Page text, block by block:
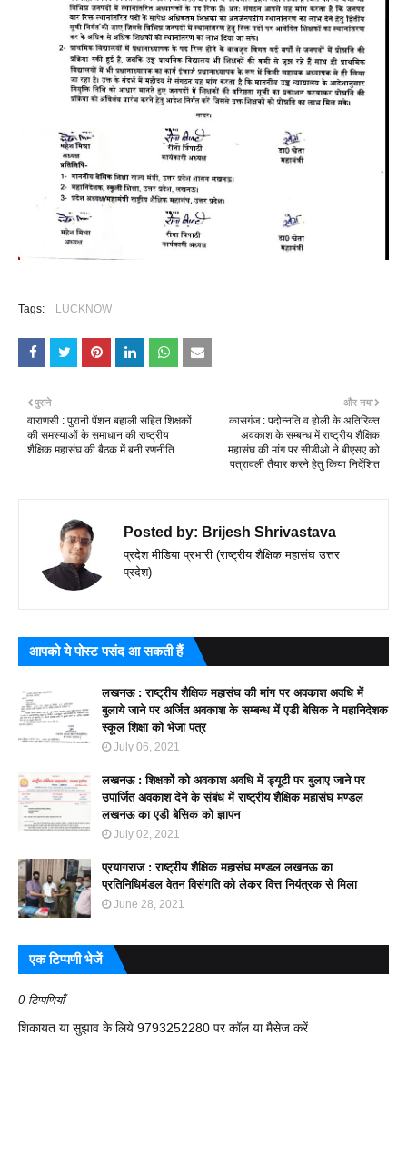
Tags: LUCKNOW
और नया
कासगंज : पदोन्नति व होली के अतिरिक्त
अवकाश के सम्बन्ध में राष्ट्रीय शैक्षिक
महासंघ की मांग पर सीडीओ ने बीएसए को
पत्रावली तैयार करने हेतु किया निर्देशित
पुराने
वाराणसी : पुरानी पेंशन बहाली सहित शिक्षकों
की समस्याओं के समाधान की राष्ट्रीय
शैक्षिक महासंघ की बैठक में बनी रणनीति
Posted by: Brijesh Shrivastava
प्रदेश मीडिया प्रभारी (राष्ट्रीय शैक्षिक महासंघ उत्तर
प्रदेश)
आपको ये पोस्ट पसंद आ सकती हैं
लखनऊ : राष्ट्रीय शैक्षिक महासंघ की मांग पर अवकाश अवधि में
बुलाये जाने पर अर्जित अवकाश के सम्बन्ध में एडी बेसिक ने महानिदेशक
स्कूल शिक्षा को भेजा पत्र
July 06, 2021
लखनऊ : शिक्षकों को अवकाश अवधि में ड्यूटी पर बुलाए जाने पर
उपार्जित अवकाश देने के संबंध में राष्ट्रीय शैक्षिक महासंघ मण्डल
लखनऊ का एडी बेसिक को ज्ञापन
July 02, 2021
प्रयागराज : राष्ट्रीय शैक्षिक महासंघ मण्डल लखनऊ का
प्रतिनिधिमंडल वेतन विसंगति को लेकर वित्त नियंत्रक से मिला
June 28, 2021
एक टिप्पणी भेजें
0 टिप्पणियाँ
शिकायत या सुझाव के लिये 9793252280 पर कॉल या मैसेज करें